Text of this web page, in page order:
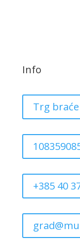
Info
Trg
+385 40